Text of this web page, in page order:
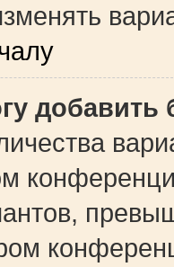
добавить